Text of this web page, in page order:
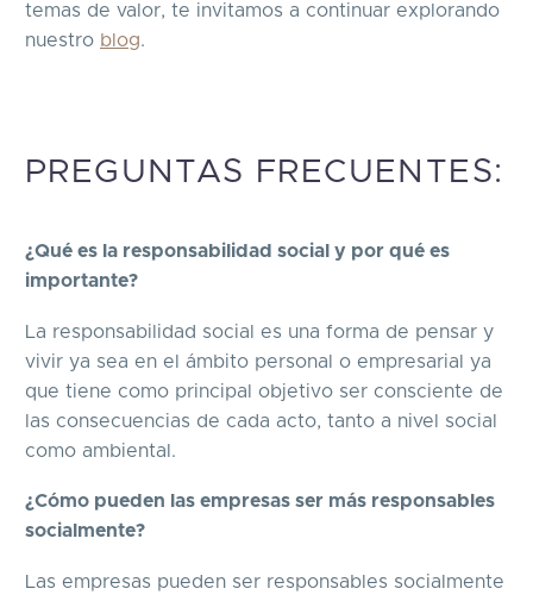
temas de valor, te invitamos a continuar explorando
nuestro blog.
PREGUNTAS FRECUENTES:
¿Qué es la responsabilidad social y por qué es
importante?
La responsabilidad social es una forma de pensar y
vivir ya sea en el ámbito personal o empresarial ya
que tiene como principal objetivo ser consciente de
las consecuencias de cada acto, tanto a nivel social
como ambiental.
¿Cómo pueden las empresas ser más responsables
socialmente?
Las empresas pueden ser responsables socialmente